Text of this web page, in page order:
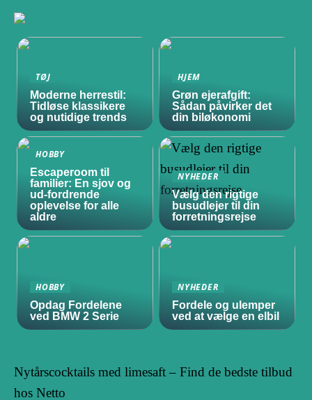
TØJ
Moderne herrestil:
Tidløse klassikere
og nutidige trends
HJEM
Grøn ejerafgift:
Sådan påvirker det
din biløkonomi
HOBBY
Escaperoom til
familier: En sjov og
ud-fordrende
oplevelse for alle
aldre
NYHEDER
Vælg den rigtige
busudlejer til din
forretningsrejse
HOBBY
Opdag Fordelene
ved BMW 2 Serie
NYHEDER
Fordele og ulemper
ved at vælge en elbil
Nytårscocktails med limesaft – Find de bedste tilbud
hos Netto